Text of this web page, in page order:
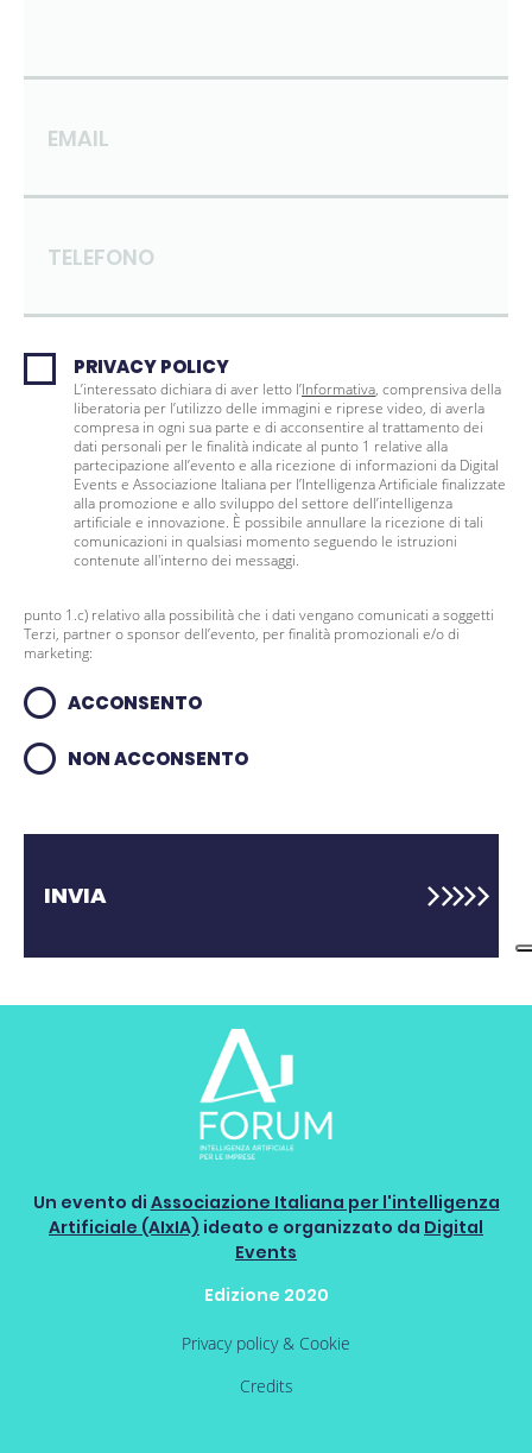
EMAIL
TELEFONO
PRIVACY POLICY
L’interessato dichiara di aver letto l’Informativa, comprensiva della
liberatoria per l’utilizzo delle immagini e riprese video, di averla
compresa in ogni sua parte e di acconsentire al trattamento dei
dati personali per le finalità indicate al punto 1 relative alla
partecipazione all’evento e alla ricezione di informazioni da Digital
Events e Associazione Italiana per l’Intelligenza Artificiale finalizzate
alla promozione e allo sviluppo del settore dell’intelligenza
artificiale e innovazione. È possibile annullare la ricezione di tali
comunicazioni in qualsiasi momento seguendo le istruzioni
contenute all'interno dei messaggi.
punto 1.c) relativo alla possibilità che i dati vengano comunicati a soggetti
Terzi, partner o sponsor dell’evento, per finalità promozionali e/o di
marketing:
ACCONSENTO
NON ACCONSENTO
INVIA
Un evento di Associazione Italiana per l'intelligenza
Artificiale (AIxIA) ideato e organizzato da Digital
Events
Edizione 2020
Privacy policy & Cookie
Credits